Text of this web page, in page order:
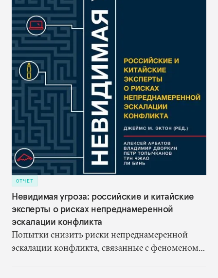
ОТЧЕТ
Невидимая угроза: российские и китайские
эксперты о рисках непреднамеренной
эскалации конфликта
Попытки снизить риски непреднамеренной
эскалации конфликта, связанные с феноменом